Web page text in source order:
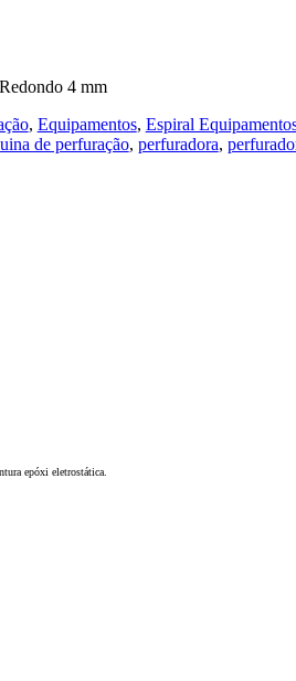
4 mm
, Equipamentos, Espiral
de perfuração, perfuradora,
epóxi eletrostática.